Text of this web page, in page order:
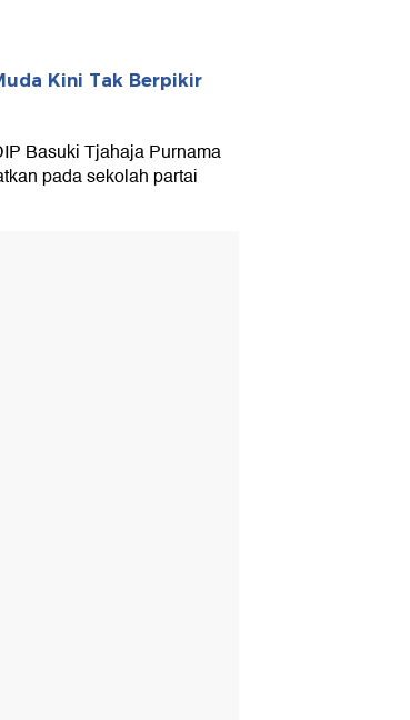
Kini Tak Berpikir
Basuki Tjahaja Purnama
pada sekolah partai